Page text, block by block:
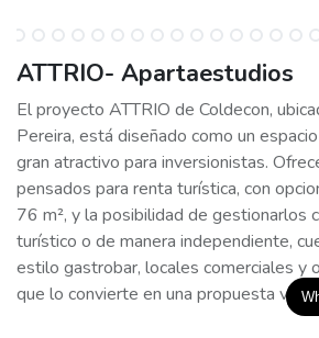
ATTRIO- Apartaestudios
El proyecto ATTRIO de Coldecon,
Pereira, está diseñado como un
gran atractivo para inversionistas.
pensados para renta turística, con
76 m², y la posibilidad de gestionarlos
turístico o de manera independiente,
estilo gastrobar, locales comerciales y
que lo convierte en una propuesta